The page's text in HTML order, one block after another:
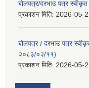
बोलपत्र/दरभाउ पत्र
प्रकाशन मिति: 2026-05-
बोलपत्र / दरभाउ पत्र
२०८३/०२/११)
प्रकाशन मिति: 2026-05-